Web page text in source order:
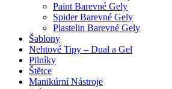
Paint Barevné Gely
Spider Barevné Gely
Plastelin Barevné Gely
Šablony
Nehtové Tipy – Dual a Gel
Pilníky
Štětce
Manikúrní Nástroje